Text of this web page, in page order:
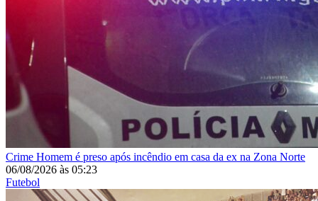
Crime Homem é preso após incêndio em casa da ex na Zona Norte
06/08/2026 às 05:23
Futebol